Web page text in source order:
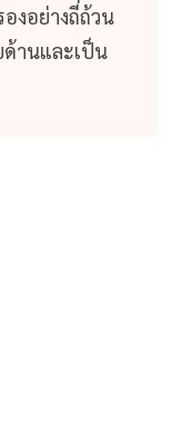
งอย่างถี่ถ้วน
านและเป็น